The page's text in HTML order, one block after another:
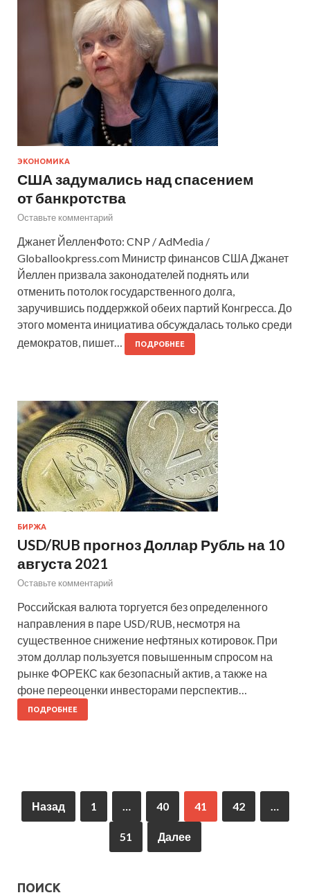
ЭКОНОМИКА
США задумались над спасением
от банкротства
Оставьте комментарий
Джанет ЙелленФото: CNP / AdMedia /
Globallookpress.com Министр финансов США Джанет
Йеллен призвала законодателей поднять или
отменить потолок государственного долга,
заручившись поддержкой обеих партий Конгресса. До
этого момента инициатива обсуждалась только среди
демократов, пишет…
ПОДРОБНЕЕ
БИРЖА
USD/RUB прогноз Доллар Рубль на 10
августа 2021
Оставьте комментарий
Российская валюта торгуется без определенного
направления в паре USD/RUB, несмотря на
существенное снижение нефтяных котировок. При
этом доллар пользуется повышенным спросом на
рынке ФОРЕКС как безопасный актив, а также на
фоне переоценки инвесторами перспектив…
ПОДРОБНЕЕ
Назад 1 40 41 42
51 Далее
ПОИСК